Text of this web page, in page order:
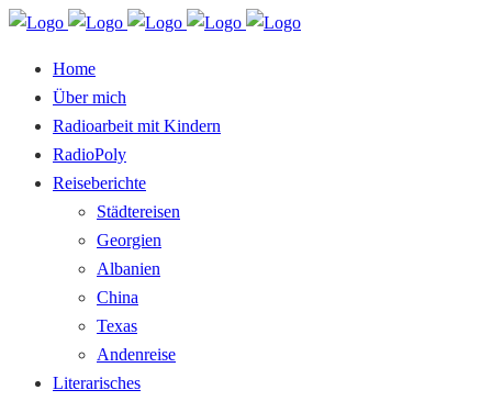
Home
Über mich
Radioarbeit mit Kindern
RadioPoly
Reiseberichte
Städtereisen
Georgien
Albanien
China
Texas
Andenreise
Literarisches